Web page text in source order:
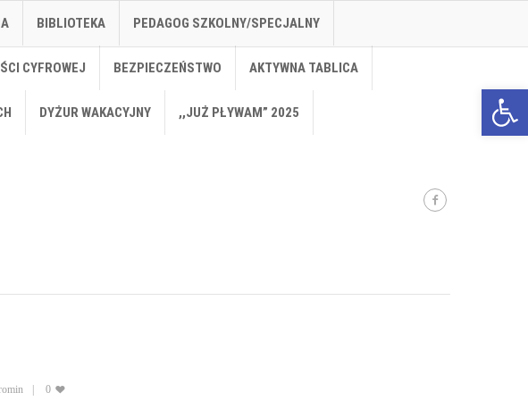
BIBLIOTEKA PEDAGOG SZKOLNY/SPECJALNY
CYFROWEJ BEZPIECZEŃSTWO AKTYWNA TABLICA
DYŻUR WAKACYJNY ,,JUŻ PŁYWAM” 2025
0